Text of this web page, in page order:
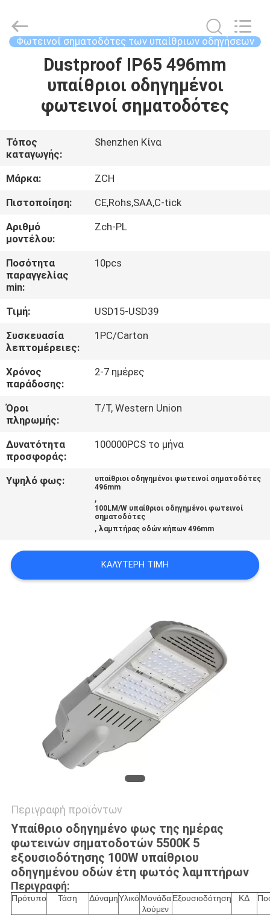
ΠΡΟΪΌΝΤΑ
ΠΕΡΊΠΟΥ
ΕΜΕΊΣ
ΓΎΡΟΣ
ΕΡΓΟΣΤΑΣΊΩΝ
ΠΟΙΟΤΙΚΌΣ
ΈΛΕΓΧΟΣ
ΜΑΣ
ΕΛΆΤΕ
ΕΠΑΦΉ
ΜΕ
ΕΙΔΉΣΕΙΣ
ΠΕΡΙΠΤΏΣΕΙΣ
LINE
Technology
Group
Co.,Ltd.Φωτεινοί σηματοδότες των υπαίθριων οδηγήσεων
Dustproof IP65 496mm
υπαίθριοι οδηγημένοι
φωτεινοί σηματοδότες
Τόπος
καταγωγής:
Shenzhen Κίνα
Μάρκα:
ZCH
Πιστοποίηση:
CE,Rohs,SAA,C-tick
Αριθμό
μοντέλου:
Zch-PL
Ποσότητα
παραγγελίας
min:
10pcs
Τιμή:
USD15-USD39
Συσκευασία
λεπτομέρειες:
1PC/Carton
Χρόνος
παράδοσης:
2-7 ημέρες
Όροι
πληρωμής:
T/T, Western Union
Δυνατότητα
προσφοράς:
100000PCS το μήνα
Υψηλό φως:
υπαίθριοι οδηγημένοι φωτεινοί σηματοδότες
496mm
,
100LM/W υπαίθριοι οδηγημένοι φωτεινοί
σηματοδότες
,λαμπτήρας οδών κήπων 496mm
ΚΑΛΎΤΕΡΗ ΤΙΜΉ
Περιγραφή προϊόντων
Υπαίθριο οδηγημένο φως της ημέρας
φωτεινών σηματοδοτών 5500K 5
εξουσιοδότησης 100W υπαίθριου
οδηγημένου οδών έτη φωτός λαμπτήρων
Περιγραφή:
Πρότυπο Τάση ΔύναμηΥλικόΜονάδα
λούμεν
Εξουσιοδότηση ΚΔ